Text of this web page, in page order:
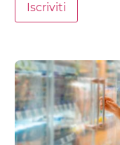
Iscriviti